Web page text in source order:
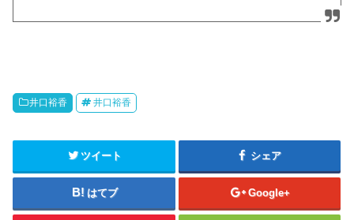
井口裕香 井口裕香
ツイート シェア
はてブ Google+